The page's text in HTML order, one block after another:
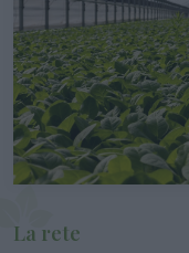
La rete